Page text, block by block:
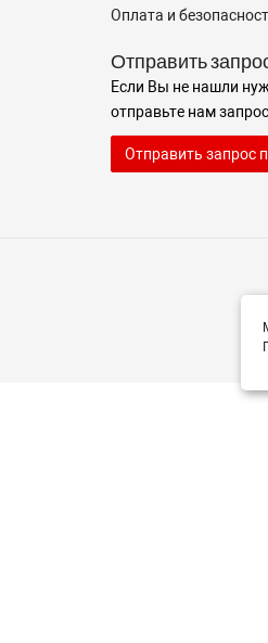
Оплата и
Отправить
Если Вы не нашли
отправьте нам
Отправить запрос